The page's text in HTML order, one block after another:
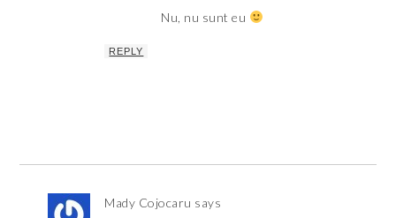
Nu, nu sunt eu
REPLY
Mady Cojocaru says